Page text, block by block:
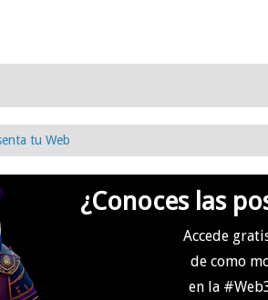
tu Web
¿Conoces las
Accede
de como
en la